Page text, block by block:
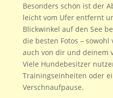
Besonders schön ist der
leicht vom Ufer entfernt
Blickwinkel auf den See
die besten Fotos –
auch von dir und deinem
Viele Hundebesitzer
Trainingseinheiten oder
Verschnaufpause.